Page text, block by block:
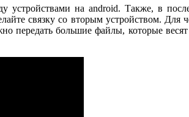
на android. Также, в
связку со вторым устройством. Для
передать большие файлы, которые